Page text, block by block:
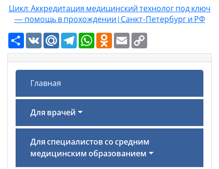
Цикл: Аккредитация медицинский технолог под ключ
— помощь в прохождении | Санкт-Петербург и РФ
Ресурс
VK Mail.RuTelegramWhatsAppOdnoklassniki
Email
Главная
Для врачей
Для специалистов со средним
медицинским образованием